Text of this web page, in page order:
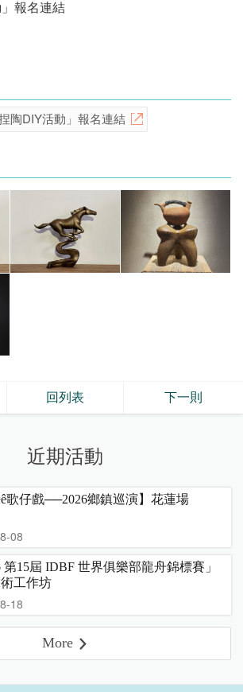
報名連結
陶DIY活動」報名連結
回列表 下一則
近期活動
ê歌仔戲──2026鄉鎮巡演】花蓮場
08
第15屆 IDBF 世界俱樂部龍舟錦標賽」
工作坊
18
More